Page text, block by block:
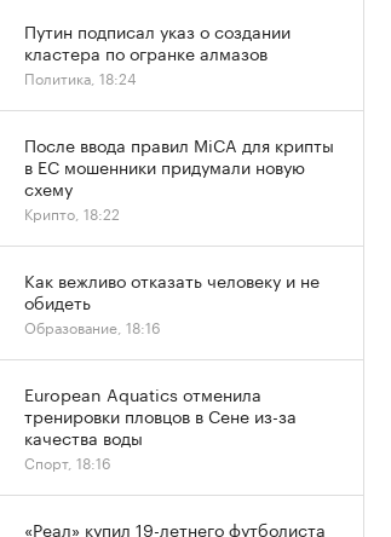
Путин подписал указ о создании
кластера по огранке алмазов
Политика, 18:24
После ввода правил MiCA для крипты
в ЕС мошенники придумали новую
схему
Крипто, 18:22
Как вежливо отказать человеку и не
обидеть
Образование, 18:16
European Aquatics отменила
тренировки пловцов в Сене из-за
качества воды
Спорт, 18:16
«Реал» купил 19-летнего футболиста